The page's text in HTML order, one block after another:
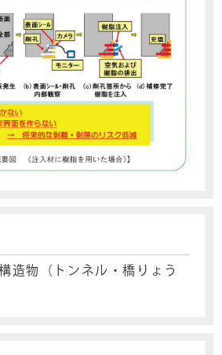
造物（トンネル・橋りょう